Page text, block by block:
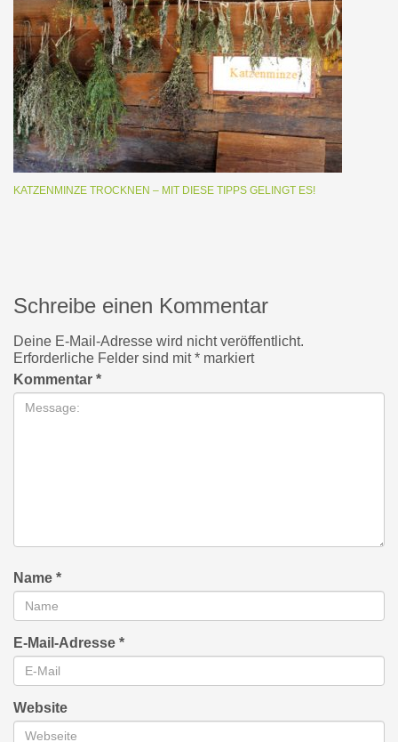
KATZENMINZE TROCKNEN – MIT DIESE TIPPS GELINGT ES!
Schreibe einen Kommentar
Deine E-Mail-Adresse wird nicht veröffentlicht.
Erforderliche Felder sind mit* markiert
Kommentar *
Name *
E-Mail-Adresse *
Website